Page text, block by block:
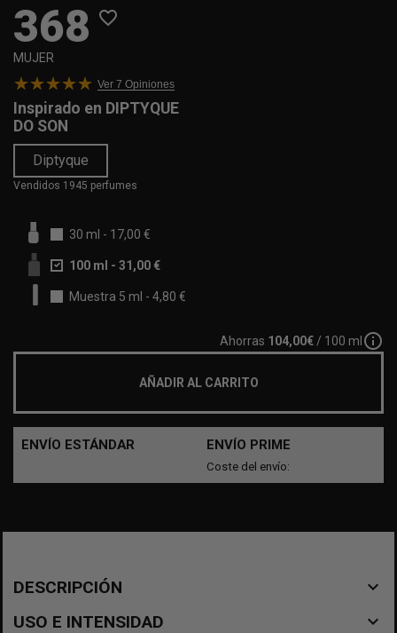
368 favorite_border
MUJER
Ver 7 Opiniones
Inspirado en DIPTYQUE
DO SON
Diptyque
Vendidos 1945 perfumes
30 ml - 17,00 €
100 ml - 31,00 €
Muestra 5 ml - 4,80 €
Ahorras 104,00€ / 100 mlinfo_outline
AÑADIR AL CARRITO
ENVÍO ESTÁNDAR ENVÍO PRIME
Coste del envío:
DESCRIPCIÓN navigate_before
USO E INTENSIDAD navigate_before